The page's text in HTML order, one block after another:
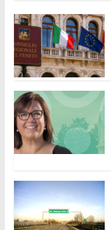
e
b
o
o
k
itt
er